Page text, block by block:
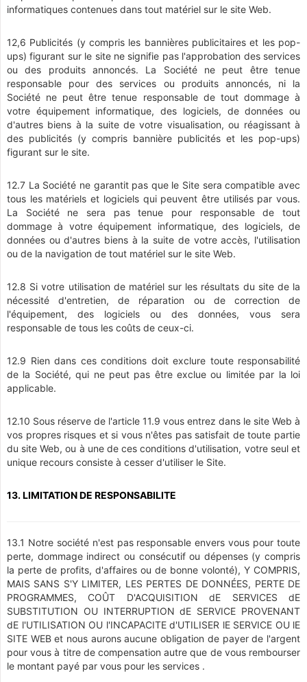
informatiques contenues dans tout matériel sur le site Web.
12,6 Publicités (y compris les bannières publicitaires et les pop-
ups) figurant sur le site ne signifie pas l'approbation des services
ou des produits annoncés. La Société ne peut être tenue
responsable pour des services ou produits annoncés, ni la
Société ne peut être tenue responsable de tout dommage à
votre équipement informatique, des logiciels, de données ou
d'autres biens à la suite de votre visualisation, ou réagissant à
des publicités (y compris bannière publicités et les pop-ups)
figurant sur le site.
12.7 La Société ne garantit pas que le Site sera compatible avec
tous les matériels et logiciels qui peuvent être utilisés par vous.
La Société ne sera pas tenue pour responsable de tout
dommage à votre équipement informatique, des logiciels, de
données ou d'autres biens à la suite de votre accès, l'utilisation
ou de la navigation de tout matériel sur le site Web.
12.8 Si votre utilisation de matériel sur les résultats du site de la
nécessité d'entretien, de réparation ou de correction de
l'équipement, des logiciels ou des données, vous sera
responsable de tous les coûts de ceux-ci.
12.9 Rien dans ces conditions doit exclure toute responsabilité
de la Société, qui ne peut pas être exclue ou limitée par la loi
applicable.
12.10 Sous réserve de l'article 11.9 vous entrez dans le site Web à
vos propres risques et si vous n'êtes pas satisfait de toute partie
du site Web, ou à une de ces conditions d'utilisation, votre seul et
unique recours consiste à cesser d'utiliser le Site.
13. LIMITATION DE RESPONSABILITE
13.1 Notre société n'est pas responsable envers vous pour toute
perte, dommage indirect ou consécutif ou dépenses (y compris
la perte de profits, d'affaires ou de bonne volonté), Y COMPRIS,
MAIS SANS S'Y LIMITER, LES PERTES DE DONNÉES, PERTE DE
PROGRAMMES, COÛT D'ACQUISITION dE SERVICES dE
SUBSTITUTION OU INTERRUPTION dE SERVICE PROVENANT
dE l'UTILISATION OU l'INCAPACITE d'UTILISER lE SERVICE OU lE
SITE WEB et nous aurons aucune obligation de payer de l'argent
pour vous à titre de compensation autre que de vous rembourser
le montant payé par vous pour les services .